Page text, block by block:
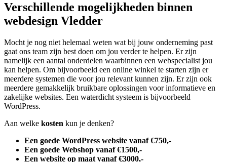
Verschillende mogelijkheden binnen
webdesign Vledder
Mocht je nog niet helemaal weten wat bij jouw onderneming past
gaat ons team zijn best doen om jou verder te helpen. Er zijn
namelijk een aantal onderdelen waarbinnen een webspecialist jou
kan helpen. Om bijvoorbeeld een online winkel te starten zijn er
meerdere systemen die voor jou relevant kunnen zijn. Er zijn ook
meerdere gemakkelijk bruikbare oplossingen voor informatieve en
zakelijke websites. Een waterdicht systeem is bijvoorbeeld
WordPress.
Aan welke kosten kun je denken?
Een goede WordPress website vanaf €750,-
Een goede Webshop vanaf €1500,-
Een website op maat vanaf €3000,-